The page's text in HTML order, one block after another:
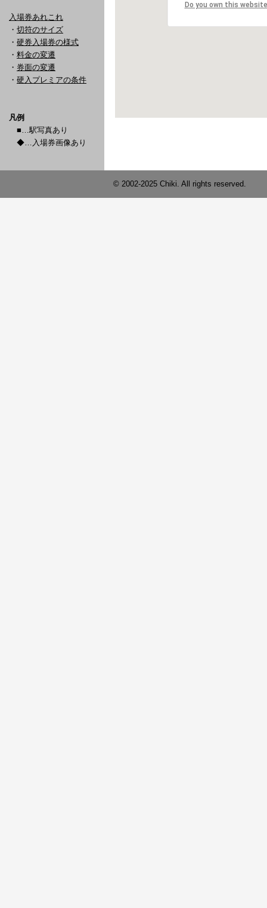
入場券あれこれ
・ 切符のサイズ
・ 硬券入場券の様式
・ 料金の変遷
・ 券面の変遷
・ 硬入プレミアの条件
凡例
■…駅写真あり
◆…入場券画像あり
© 2002-2025 Chiki. All rights reserved.